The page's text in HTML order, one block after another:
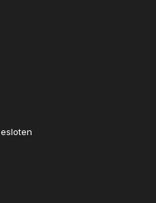
stuur
binnenspiegel
Controle